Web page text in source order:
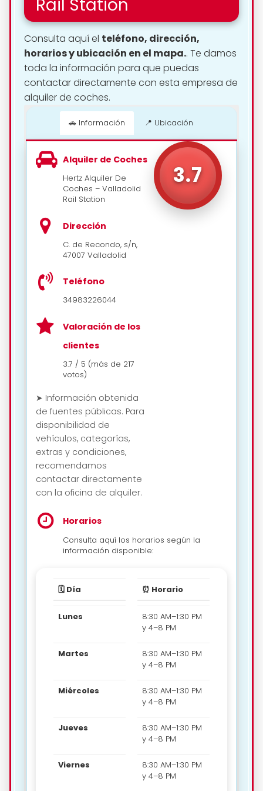
Rail Station
Consulta aquí el teléfono, dirección,
horarios y ubicación en el mapa.. Te damos
toda la información para que puedas
contactar directamente con esta empresa de
alquiler de coches.
🚗 Información 📍 Ubicación
3.7
Alquiler de Coches
Hertz Alquiler De
Coches – Valladolid
Rail Station
Dirección
C. de Recondo, s/n,
47007 Valladolid
Teléfono
34983226044
Valoración de los
clientes
3.7 / 5 (más de 217
votos)
➤ Información obtenida
de fuentes públicas. Para
disponibilidad de
vehículos, categorías,
extras y condiciones,
recomendamos
contactar directamente
con la oficina de alquiler.
Horarios
Consulta aquí los horarios según la
información disponible:
🗓️ Día ⏰ Horario
Lunes
8:30 AM–1:30 PM
y 4–8 PM
Martes
8:30 AM–1:30 PM
y 4–8 PM
Miércoles
8:30 AM–1:30 PM
y 4–8 PM
Jueves
8:30 AM–1:30 PM
y 4–8 PM
Viernes
8:30 AM–1:30 PM
y 4–8 PM